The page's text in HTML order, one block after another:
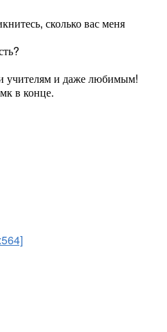
сколько вас меня
учителям и даже любимым!
в конце.